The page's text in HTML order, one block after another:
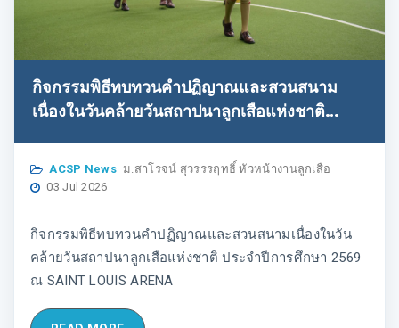
กิจกรรมพิธีทบทวนคำปฏิญาณและสวนสนาม
เนื่องในวันคล้ายวันสถาปนาลูกเสือแห่งชาติ
ACSP News ม.สาโรจน์ สุวรรรฤทธิ์ หัวหน้างานลูกเสือ
03 Jul 2026
กิจกรรมพิธีทบทวนคำปฏิญาณและสวนสนามเนื่องในวัน
คล้ายวันสถาปนาลูกเสือแห่งชาติ ประจำปีการศึกษา 2569
ณ SAINT LOUIS ARENA